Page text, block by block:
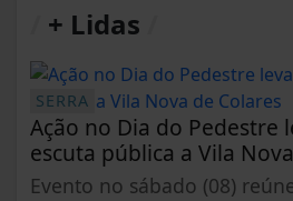
+ Lidas
SERRA
Ação no Dia do Pedestre
escuta pública a Vila
Evento no sábado (08)